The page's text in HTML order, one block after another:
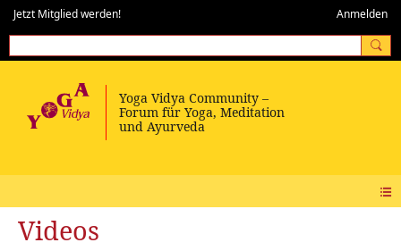
Jetzt Mitglied werden! Anmelden
Videos